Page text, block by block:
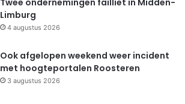
Twee ondernemingen failliet in Midden-
Limburg
4 augustus 2026
Ook afgelopen weekend weer incident
met hoogteportalen Roosteren
3 augustus 2026